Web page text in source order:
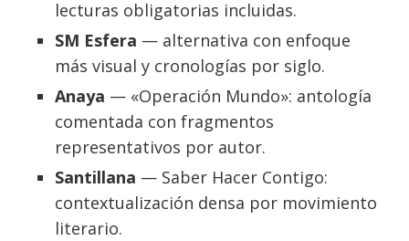
lecturas obligatorias incluidas.
SM Esfera — alternativa con enfoque
más visual y cronologías por siglo.
Anaya — «Operación Mundo»: antología
comentada con fragmentos
representativos por autor.
Santillana — Saber Hacer Contigo:
contextualización densa por movimiento
literario.